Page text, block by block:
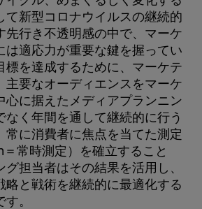
て新型コロナウイルスの継続的
先行き不透明感の中で、マーケ
は適応力が重要な鍵を握ってい
標を達成するために、マーケテ
主要なオーディエンスをマーケ
心に据えたメディアプランニン
なく年間を通して継続的に行う
常に消費者に焦点を当てた測定
常時測定）を確立すること
担当者はその結果を活用し、
略と戦術を継続的に最適化する
。